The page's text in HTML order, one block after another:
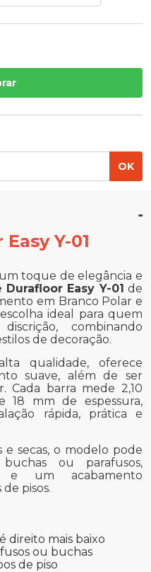
OK
Y-01
toque de elegância e
Durafloor Easy Y-01 de
em Branco Polar e
ideal para quem
combinando
de decoração.
qualidade, oferece
suave, além de ser
Cada barra mede 2,10
18 mm de espessura,
rápida, prática e
e secas, o modelo pode
ou parafusos,
e um acabamento
pisos.
direito mais baixo
ou buchas
de piso